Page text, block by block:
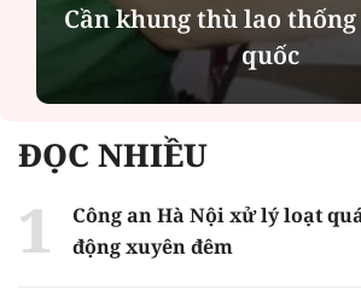
Cần khung thù lao
quốc
ĐỌC NHIỀU
Công an Hà Nội xử lý loạt
động xuyên đêm